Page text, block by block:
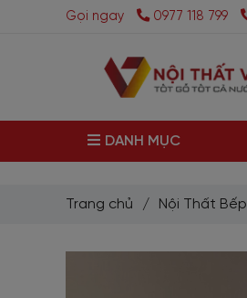
Gọi ngay 0977 118 799
DANH MỤC
Trang chủ / Nội Thất Bếp